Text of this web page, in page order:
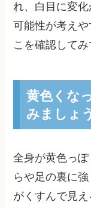
れ、白目に変
可能性が考え
こを確認してみ
黄色くな
みましょう
全身が黄色っ
らや足の裏に
がくすんで見